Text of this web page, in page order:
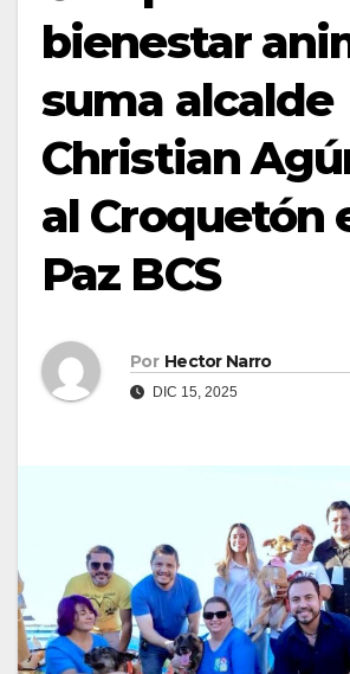
bienestar
suma alcalde
Christian
al Croquetón
Paz BCS
Por Hector Narro
DIC 15, 2025